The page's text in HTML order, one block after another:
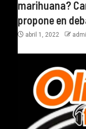
marihuana?
propone en
abril 1, 2022